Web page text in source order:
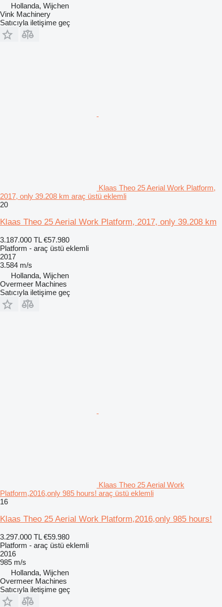
Hollanda, Wijchen
Vink Machinery
Satıcıyla iletişime geç
Klaas Theo 25 Aerial Work Platform,
2017, only 39.208 km araç üstü eklemli
20
Klaas Theo 25 Aerial Work Platform, 2017, only 39.208 km
3.187.000 TL €57.980
Platform - araç üstü eklemli
2017
3.584 m/s
Hollanda, Wijchen
Overmeer Machines
Satıcıyla iletişime geç
Klaas Theo 25 Aerial Work
Platform,2016,only 985 hours! araç üstü eklemli
16
Klaas Theo 25 Aerial Work Platform,2016,only 985 hours!
3.297.000 TL €59.980
Platform - araç üstü eklemli
2016
985 m/s
Hollanda, Wijchen
Overmeer Machines
Satıcıyla iletişime geç